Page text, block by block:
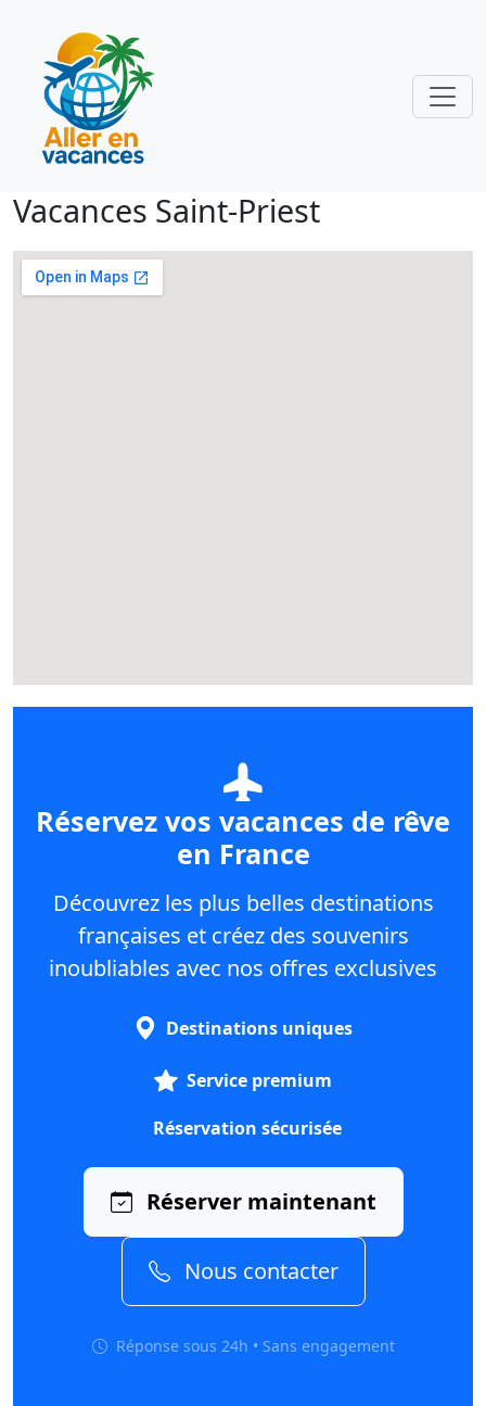
Vacances Saint-Priest
Réservez vos vacances de rêve
en France
Découvrez les plus belles destinations
françaises et créez des souvenirs
inoubliables avec nos offres exclusives
Destinations uniques
Service premium
Réservation sécurisée
Réserver maintenant
Nous contacter
Réponse sous 24h • Sans engagement